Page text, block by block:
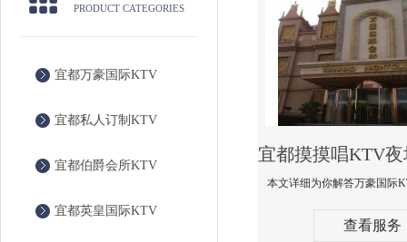
PRODUCT CATEGORIES
宜都万豪国际KTV
宜都私人订制KTV
宜都伯爵会所KTV
宜都英皇国际KTV
查看服务